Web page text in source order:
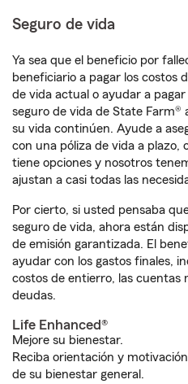
Seguro de vida
Ya sea que el beneficio por
beneficiario a pagar los costos
de vida actual o ayudar a pagar
seguro de vida de State Farm®
su vida continúen. Ayude a
con una póliza de vida a plazo,
tiene opciones y nosotros
ajustan a casi todas las
Por cierto, si usted pensaba
seguro de vida, ahora están
de emisión garantizada. El
ayudar con los gastos finales,
costos de entierro, las cuentas
deudas.
Life Enhanced®
Mejore su bienestar.
Reciba orientación y
de su bienestar general.